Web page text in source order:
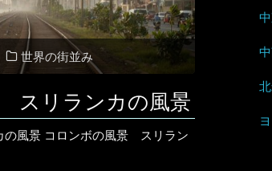
世界の街並み
スリランカの風景
風景 コロンボの風景 スリラン